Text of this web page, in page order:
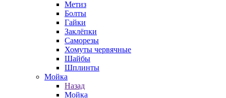
Метиз
Болты
Гайки
Заклёпки
Саморезы
Хомуты червячные
Шайбы
Шплинты
Мойка
Назад
Мойка